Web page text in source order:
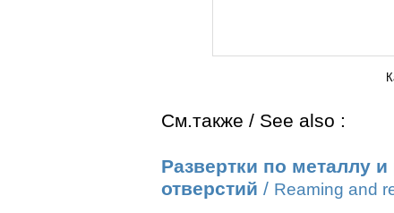
См.также / See also :
Развертки по металлу
отверстий / Reaming and